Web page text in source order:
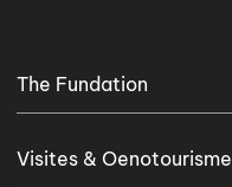
The Fundation
Visites & Oenotourisme